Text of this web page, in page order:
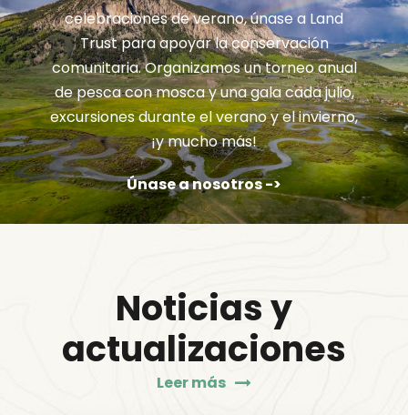
celebraciones de verano, únase a Land
Trust para apoyar la conservación
comunitaria. Organizamos un torneo anual
de pesca con mosca y una gala cada julio,
excursiones durante el verano y el invierno,
¡y mucho más!
Únase a nosotros ->
Noticias y
actualizaciones
Leer más